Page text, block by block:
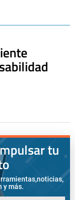
tu
noticias,
y más.